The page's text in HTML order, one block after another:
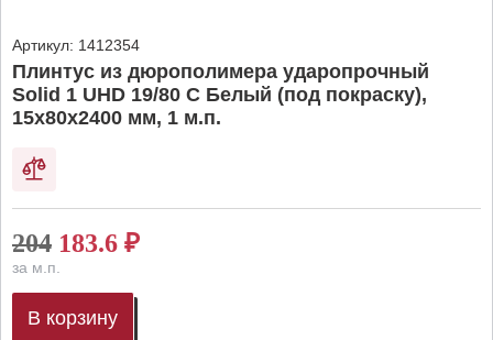
Артикул: 1412354
Плинтус из дюрополимера ударопрочный
Solid 1 UHD 19/80 C Белый (под покраску),
15х80х2400 мм, 1 м.п.
204 183.6 ₽
за м.п.
В корзину